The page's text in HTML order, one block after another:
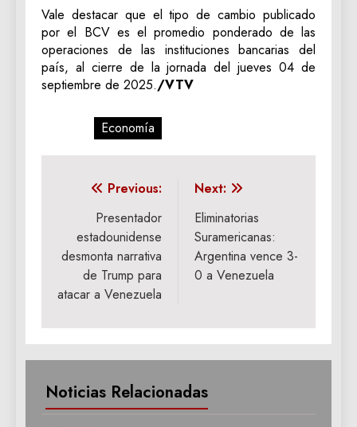
Vale destacar que el tipo de cambio publicado
por el BCV es el promedio ponderado de las
operaciones de las instituciones bancarias del
país, al cierre de la jornada del jueves 04 de
septiembre de 2025./VTV
Economía
Navegación
entradas
Previous:
Presentador
estadounidense
desmonta narrativa
de Trump para
atacar a Venezuela
Next:
Eliminatorias
Suramericanas:
Argentina vence 3-
0 a Venezuela
Noticias Relacionadas